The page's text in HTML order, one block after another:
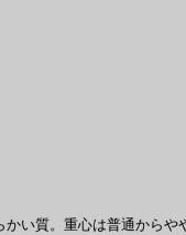
い質。重心は普通から